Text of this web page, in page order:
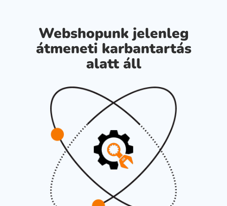
Webshopunk jelenleg
átmeneti karbantartás
alatt áll